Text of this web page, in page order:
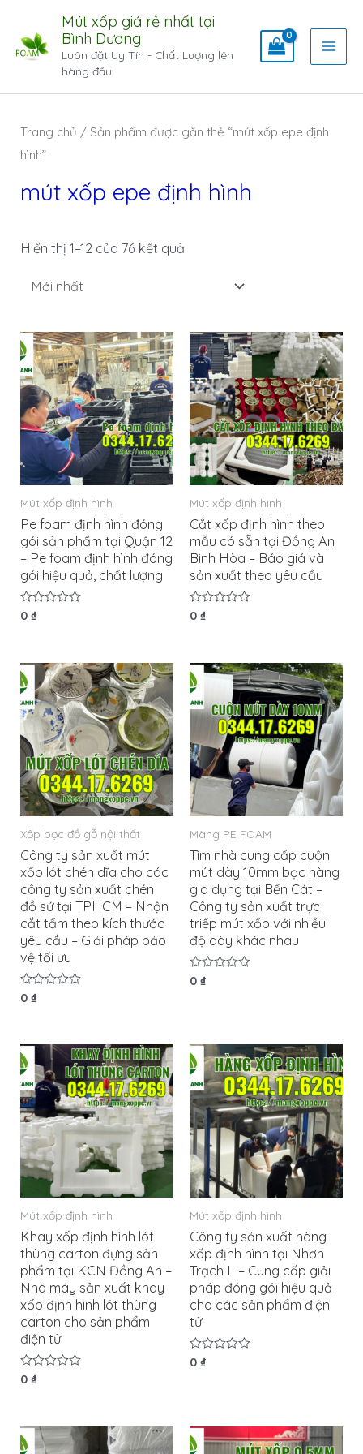
Mút xốp giá rẻ nhất tại
Bình Dương
Luôn đặt Uy Tín - Chất Lượng lên
hàng đầu
Trang chủ / Sản phẩm được gắn thẻ “mút xốp epe định
hình”
mút xốp epe định hình
Hiển thị 1–12 của 76 kết quả
Mút xốp định hình
Pe foam định hình đóng
gói sản phẩm tại Quận 12
– Pe foam định hình đóng
gói hiệu quả, chất lượng
Được
sao
0₫
Mút xốp định hình
Cắt xốp định hình theo
mẫu có sẵn tại Đồng An
Bình Hòa – Báo giá và
sản xuất theo yêu cầu
Được
sao
0 ₫
Xốp bọc đồ gỗ nội thất
Công ty sản xuất mút
xốp lót chén dĩa cho các
công ty sản xuất chén
đồ sứ tại TPHCM – Nhận
cắt tấm theo kích thước
yêu cầu – Giải pháp bảo
vệ tối ưu
Được
sao
0₫
Màng PE FOAM
Tìm nhà cung cấp cuộn
mút dày 10mm bọc hàng
gia dụng tại Bến Cát –
Công ty sản xuất trực
triếp mút xốp với nhiều
độ dày khác nhau
Được
0 ₫
Mút xốp định hình
Khay xốp định hình lót
thùng carton đựng sản
phẩm tại KCN Đồng An –
Nhà máy sản xuất khay
xốp định hình lót thùng
carton cho sản phẩm
điện tử
Được
sao
0₫
Mút xốp định hình
Công ty sản xuất hàng
xốp định hình tại Nhơn
Trạch II – Cung cấp giải
pháp đóng gói hiệu quả
cho các sản phẩm điện
tử
Được
0 ₫